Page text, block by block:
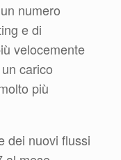
numero
e di
velocemente
carico
più
dei nuovi flussi